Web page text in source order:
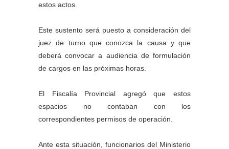
estos actos.
Este sustento será puesto a consideración del
juez de turno que conozca la causa y que
deberá convocar a audiencia de formulación
de cargos en las próximas horas.
El Fiscalía Provincial agregó que estos
espacios no contaban con los
correspondientes permisos de operación.
Ante esta situación, funcionarios del Ministerio